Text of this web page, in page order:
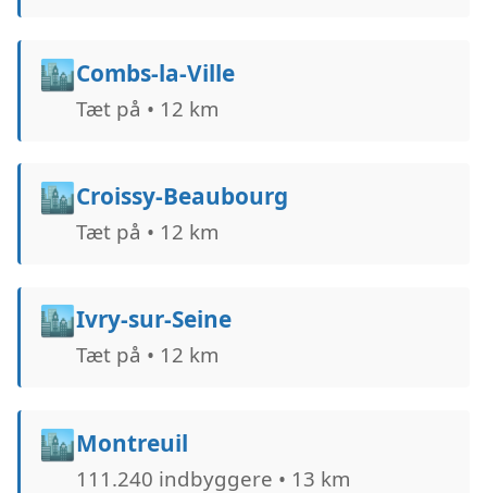
🏙️Combs-la-Ville
Tæt på • 12 km
🏙️Croissy-Beaubourg
Tæt på • 12 km
🏙️Ivry-sur-Seine
Tæt på • 12 km
🏙️Montreuil
111.240 indbyggere • 13 km